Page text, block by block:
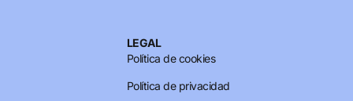
LEGAL
Política de cookies
Política de privacidad